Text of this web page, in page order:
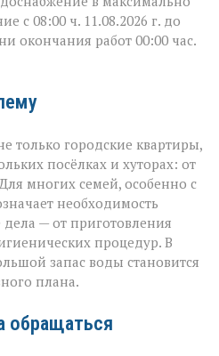
с 08:00 ч. 11.08.2026 г. до
окончания работ 00:00 час.
только городские квартиры,
посёлках и хуторах: от
многих семей, особенно с
необходимость
— от приготовления
процедур. В
запас воды становится
плана.
обращаться